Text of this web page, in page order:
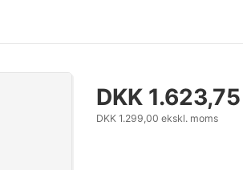
DKK 1.623,75
DKK 1.299,00 ekskl. moms